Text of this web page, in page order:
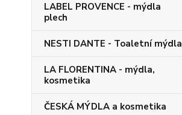
LABEL PROVENCE - mýdla
plech
NESTI DANTE - Toaletní mýdla
LA FLORENTINA - mýdla,
kosmetika
ČESKÁ MÝDLA a kosmetika